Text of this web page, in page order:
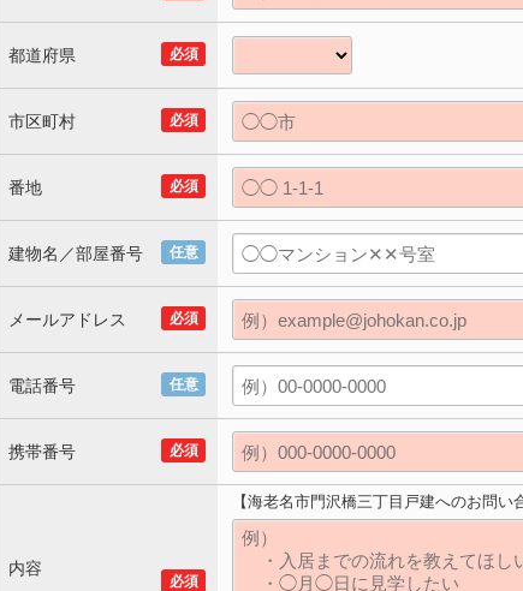
必須
都道府県
必須
市区町村
必須
番地
任意
建物名／部屋番号
必須
メールアドレス
任意
電話番号
必須
携帯番号
必須
内容
【海老名市門沢橋三丁目戸建へのお問い